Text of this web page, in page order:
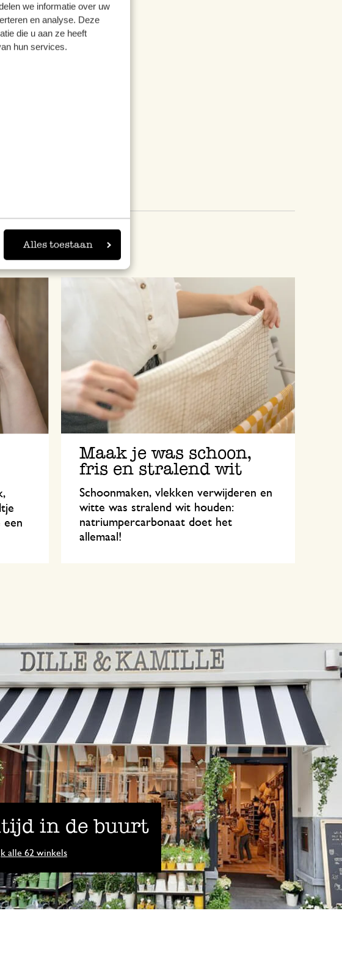
we informatie over uw
en analyse. Deze
die u aan ze heeft
hun services.
Alles toestaan
een
Maak je was schoon,
fris en stralend wit
Schoonmaken, vlekken verwijderen en
witte was stralend wit houden:
natriumpercarbonaat doet het
allemaal!
in de buurt
alle 62 winkels